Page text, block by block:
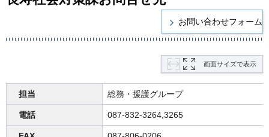
画面サイズで表示
担当 総務・援護グループ
電話 087-832-3264,3265